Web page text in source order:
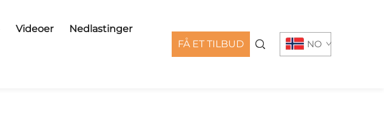
Videoer Nedlastinger
FÅ ET TILBUD NO